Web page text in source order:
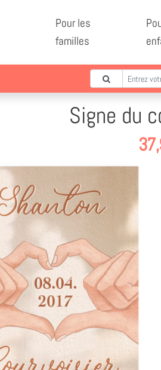
Pour les
familles
Signe du